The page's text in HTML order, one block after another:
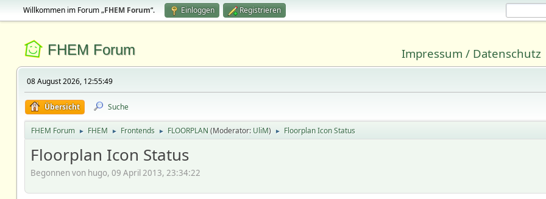
Willkommen im Forum „FHEM Forum“. Einloggen Registrieren
FHEM Forum Impressum / Datenschutz
08 August 2026, 12:55:49
Übersicht Suche
FHEM Forum ► FHEM ► Frontends ► FLOORPLAN (Moderator: UliM) ► Floorplan Icon Status
Floorplan Icon Status
Begonnen von hugo, 09 April 2013, 23:34:22